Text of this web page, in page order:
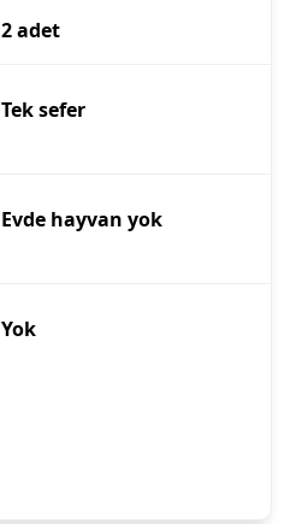
2 adet
Tek sefer
Evde hayvan yok
Yok